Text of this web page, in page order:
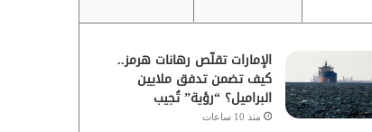
الإمارات تقلّص رهانات هرمز..
كيف تضمن تدفق ملايين
البراميل؟ “رؤية” تُجيب
منذ 10 ساعات